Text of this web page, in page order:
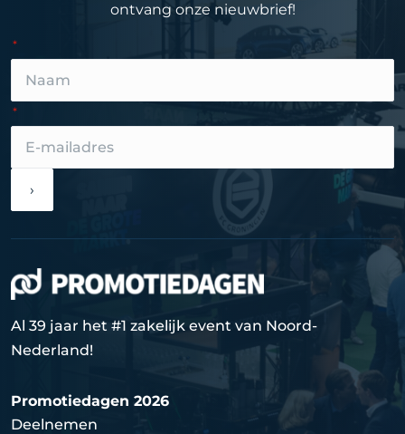
ontvang onze nieuwbrief!
›
Al 39 jaar het #1 zakelijk event van Noord-
Nederland!
Promotiedagen 2026
Deelnemen